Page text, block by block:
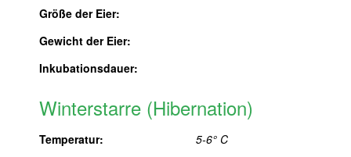
Größe der Eier:
Gewicht der Eier:
Inkubationsdauer:
Winterstarre (Hibernation)
Temperatur:
5-6° C